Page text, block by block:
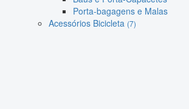
Porta-bagagens e Malas
Acessórios Bicicleta (7)